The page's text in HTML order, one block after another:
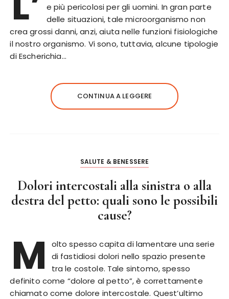
e più pericolosi per gli uomini. In gran parte
delle situazioni, tale microorganismo non
crea grossi danni, anzi, aiuta nelle funzioni fisiologiche
il nostro organismo. Vi sono, tuttavia, alcune tipologie
di Escherichia…
CONTINUA A LEGGERE
SALUTE & BENESSERE
Dolori intercostali alla sinistra o alla
destra del petto: quali sono le possibili
cause?
M
olto spesso capita di lamentare una serie
di fastidiosi dolori nello spazio presente
tra le costole. Tale sintomo, spesso
definito come “dolore al petto”, è correttamente
chiamato come dolore intercostale. Quest’ultimo